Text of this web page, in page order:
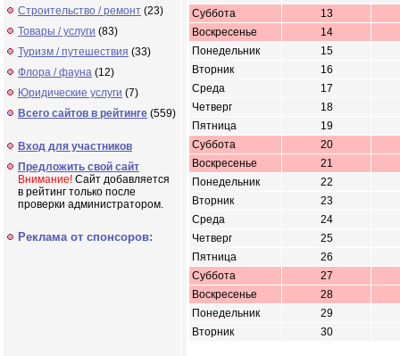
Строительство / ремонт (23)
Товары / услуги (83)
Туризм / путешествия (33)
Флора / фауна (12)
Юридические услуги (7)
Всего сайтов в рейтинге (559)
Вход для участников
Предложить свой сайт
Внимание! Сайт добавляется
в рейтинг только после
проверки администратором.
Реклама от спонсоров:
Суббота
13
Воскресенье
14
Понедельник
15
Вторник
16
Среда
17
Четверг
18
Пятница
19
Суббота
20
Воскресенье
21
Понедельник
22
Вторник
23
Среда
24
Четверг
25
Пятница
26
Суббота
27
Воскресенье
28
Понедельник
29
Вторник
30